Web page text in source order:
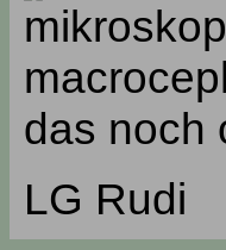
das noch
LG Rudi